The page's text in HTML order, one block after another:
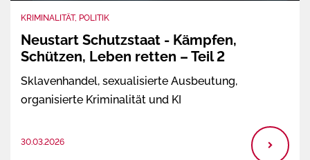
KRIMINALITÄT, POLITIK
Neustart Schutzstaat - Kämpfen,
Schützen, Leben retten – Teil 2
Sklavenhandel, sexualisierte Ausbeutung,
organisierte Kriminalität und KI
30.03.2026